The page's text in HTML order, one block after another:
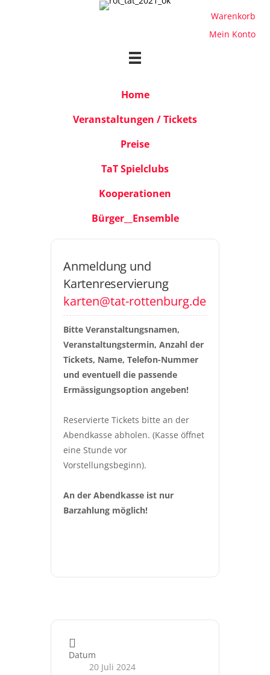
Warenkorb
Mein Konto
Home
Veranstaltungen / Tickets
Preise
TaT Spielclubs
Kooperationen
Bürger__Ensemble
Haus
Anmeldung und
Kartenreservierung
karten@tat-rottenburg.de
Bitte Veranstaltungsnamen,
Veranstaltungstermin, Anzahl der
Tickets, Name, Telefon-Nummer
und eventuell die passende
Ermässigungsoption angeben!
Reservierte Tickets bitte an der
Abendkasse abholen. (Kasse öffnet
eine Stunde vor
Vorstellungsbeginn).
An der Abendkasse ist nur
Barzahlung möglich!
Datum
20 Juli 2024